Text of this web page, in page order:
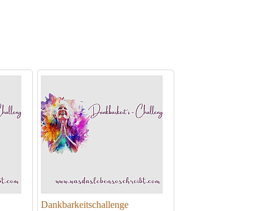
Dankbarkeitschallenge